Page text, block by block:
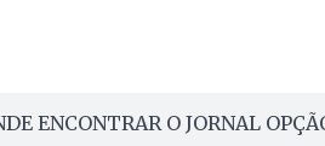
ENCONTRAR O JORNAL